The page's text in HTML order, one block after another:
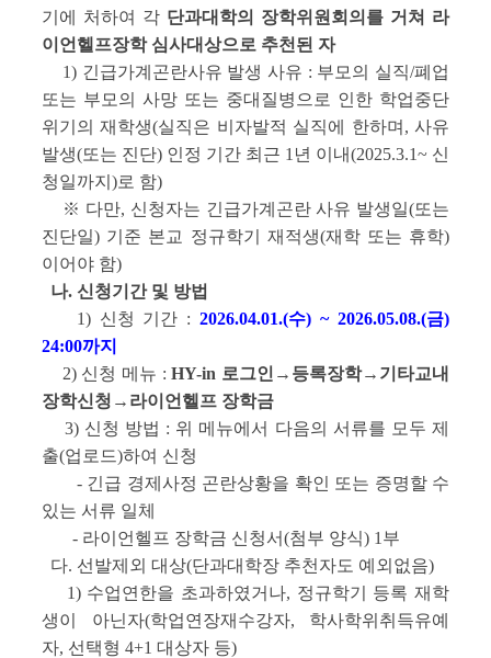
기에 처하여 각 단과대학의 장학위원회의를 거쳐 라
이언헬프장학 심사대상으로 추천된 자
1) 긴급가계곤란사유 발생 사유 : 부모의 실직/폐업
또는 부모의 사망 또는 중대질병으로 인한 학업중단
위기의 재학생(실직은 비자발적 실직에 한하며, 사유
발생(또는 진단) 인정 기간 최근 1년 이내(2025.3.1~ 신
청일까지)로 함)
※ 다만, 신청자는 긴급가계곤란 사유 발생일(또는
진단일) 기준 본교 정규학기 재적생(재학 또는 휴학)
이어야 함)
나. 신청기간 및 방법
1) 신청 기간 :2026.04.01.(수) ~ 2026.05.08.(금)
24:00까지
2) 신청 메뉴 :HY-in 로그인→등록장학→기타교내
장학신청→라이언헬프 장학금
3) 신청 방법 : 위 메뉴에서 다음의 서류를 모두 제
출(업로드)하여 신청
- 긴급 경제사정 곤란상황을 확인 또는 증명할 수
있는 서류 일체
- 라이언헬프 장학금 신청서(첨부 양식) 1부
다. 선발제외 대상(단과대학장 추천자도 예외없음)
1) 수업연한을 초과하였거나, 정규학기 등록 재학
생이 아닌자(학업연장재수강자, 학사학위취득유예
자, 선택형 4+1 대상자 등)